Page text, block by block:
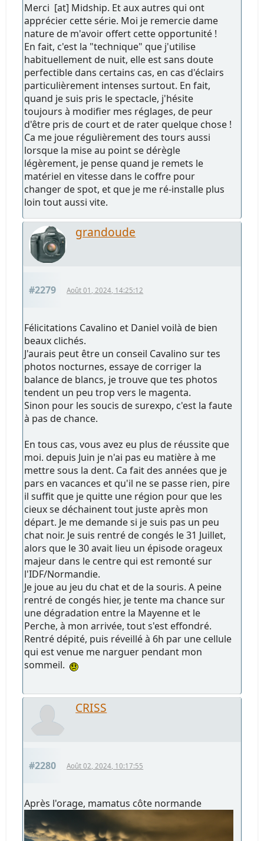
Merci [at] Midship. Et aux autres qui ont
apprécier cette série. Moi je remercie dame
nature de m'avoir offert cette opportunité !
En fait, c'est la "technique" que j'utilise
habituellement de nuit, elle est sans doute
perfectible dans certains cas, en cas d'éclairs
particulièrement intenses surtout. En fait,
quand je suis pris le spectacle, j'hésite
toujours à modifier mes réglages, de peur
d'être pris de court et de rater quelque chose !
Ca me joue régulièrement des tours aussi
lorsque la mise au point se dérègle
légèrement, je pense quand je remets le
matériel en vitesse dans le coffre pour
changer de spot, et que je me ré-installe plus
loin tout aussi vite.
grandoude
#2279 Août 01, 2024, 14:25:12
Félicitations Cavalino et Daniel voilà de bien
beaux clichés.
J'aurais peut être un conseil Cavalino sur tes
photos nocturnes, essaye de corriger la
balance de blancs, je trouve que tes photos
tendent un peu trop vers le magenta.
Sinon pour les soucis de surexpo, c'est la faute
à pas de chance.
En tous cas, vous avez eu plus de réussite que
moi. depuis Juin je n'ai pas eu matière à me
mettre sous la dent. Ca fait des années que je
pars en vacances et qu'il ne se passe rien, pire
il suffit que je quitte une région pour que les
cieux se déchainent tout juste après mon
départ. Je me demande si je suis pas un peu
chat noir. Je suis rentré de congés le 31 Juillet,
alors que le 30 avait lieu un épisode orageux
majeur dans le centre qui est remonté sur
l'IDF/Normandie.
Je joue au jeu du chat et de la souris. A peine
rentré de congés hier, je tente ma chance sur
une dégradation entre la Mayenne et le
Perche, à mon arrivée, tout s'est effondré.
Rentré dépité, puis réveillé à 6h par une cellule
qui est venue me narguer pendant mon
sommeil.
CRISS
#2280 Août 02, 2024, 10:17:55
Après l'orage, mamatus côte normande